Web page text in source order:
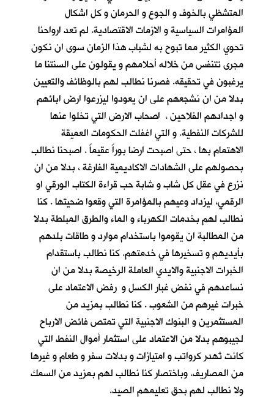
المتشظي بالخوف و الجوع و الحرمان و كل اشكال
المؤامرات السياسية و الازمات الاقتصادية. لم تعد ارواحنا
تحوي الكثير مما تبوح به لشباب هذا الزمان سوى ان نكون
مجرى تتنفس من خلاله أحلامهم و يقولون على السنتنا ما
يرغبون في تحقيقه. فصرنا نطالب لهم بالوظائف والتعيين
بدلا من ان نشجعهم على ان يعودوا ليزرعوا ارض ابائهم
و اجدادهم الفلاحين ، اصحاب الارض التي تخلوا عنها
للشركات النفطية. و التي اغفلت الحكومات العميقة
الاهتمام بها ، حتى اصبحت ارضا بوراً عقيماً . اصبحنا نطالب
بحصولهم على الشهادات الاكاديمية الفارغة ، بدلا من ان
نزرع في عقل كل شاب و شابة حب قراءة الكتاب الورقي او
الرقمي، ليزداد وعيهم بالمؤامرة التي وقعوا ضحيتها . كنا
نطالب لهم بخدمات الكهرباء و الماء والطرق المبلطة بدلا
من المطالبة ان يقوموا باستخدام موارد و طاقات بلدهم
بأيديهم و تسخيرها في خدمتهم. كنا نطالب باستقدام
الخبرات الاجنبية والايدي العاملة الرخيصة بدلا من ان
نساعدهم في نفض غبار الكسل و رفض الاعتماد على
خبرات غيرهم من الشعوب . كنا نطالب بمزيد من
المستثمرين و البنوك الاجنبية التي تمتص فائض الارباح
لجيبوهم بدلا من الاعتماد على استثمار أموال النفط التي
كانت تُهدر كرواتب و امتيازات و بدلات سفر و طعام و غيرها
من المصاريف. وباختصار كنا نطالب لهم بمزيد من السمك
ولا نطالب لهم بحق تعليمهم الصيد.